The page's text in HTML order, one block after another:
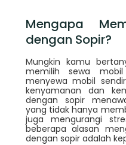
Mengapa
dengan Sopir?
Mungkin kamu
memilih sewa
menyewa mobil
kenyamanan dan
dengan sopir
yang tidak hanya
juga mengurangi
beberapa alasan
dengan sopir adalah